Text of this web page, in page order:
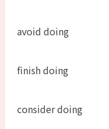
avoid doing
finish doing
consider doing